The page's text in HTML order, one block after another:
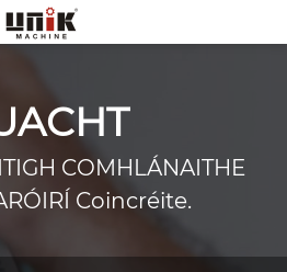
COMHLÁNAITHE
Coincréite.